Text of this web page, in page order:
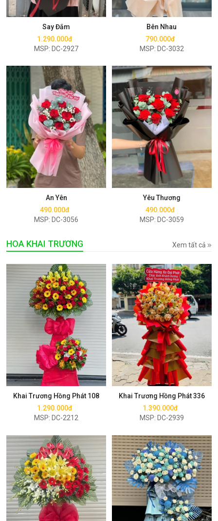
Say Đắm
1.290.000đ
MSP: DC-2927
Mua ngay
Bên Nhau
790.000đ
MSP: DC-3032
Mua ngay
An Yên
490.000đ
MSP: DC-3056
Mua ngay
Yêu Thương
490.000đ
MSP: DC-3059
Mua ngay
HOA KHAI TRƯƠNG Xem tất cả
Khai Trương Hồng Phát 108
1.290.000đ
MSP: DC-2212
Mua ngay
Khai Trương Hồng Phát 336
1.390.000đ
MSP: DC-2939
Mua ngay